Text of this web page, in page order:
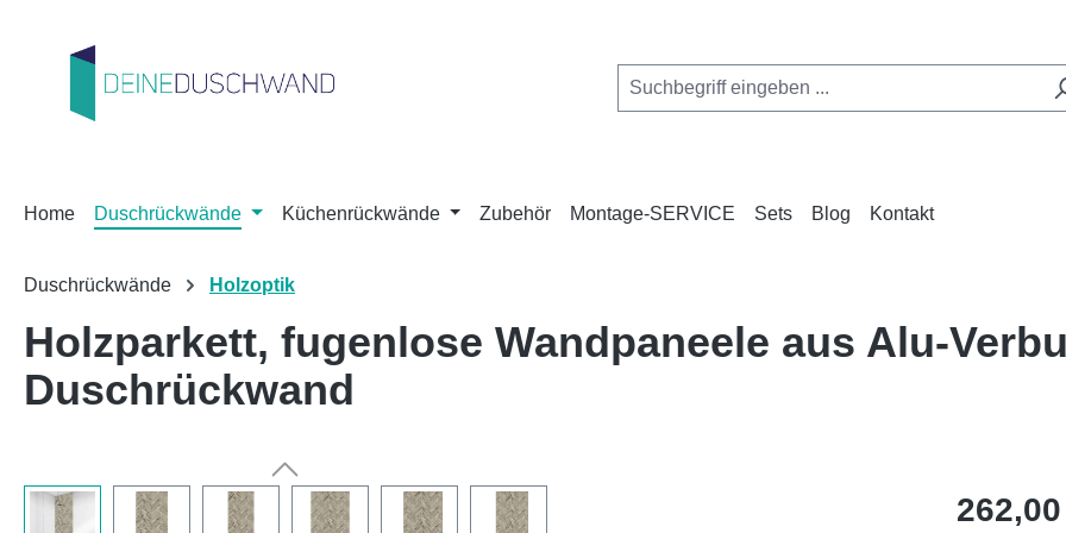
Home Duschrückwände Küchenrückwände Zubehör Montage-SERVICE Sets Blog Kontakt
Duschrückwände Holzoptik
Holzparkett, fugenlose Wandpaneele aus Alu-
Duschrückwand
Regulärer